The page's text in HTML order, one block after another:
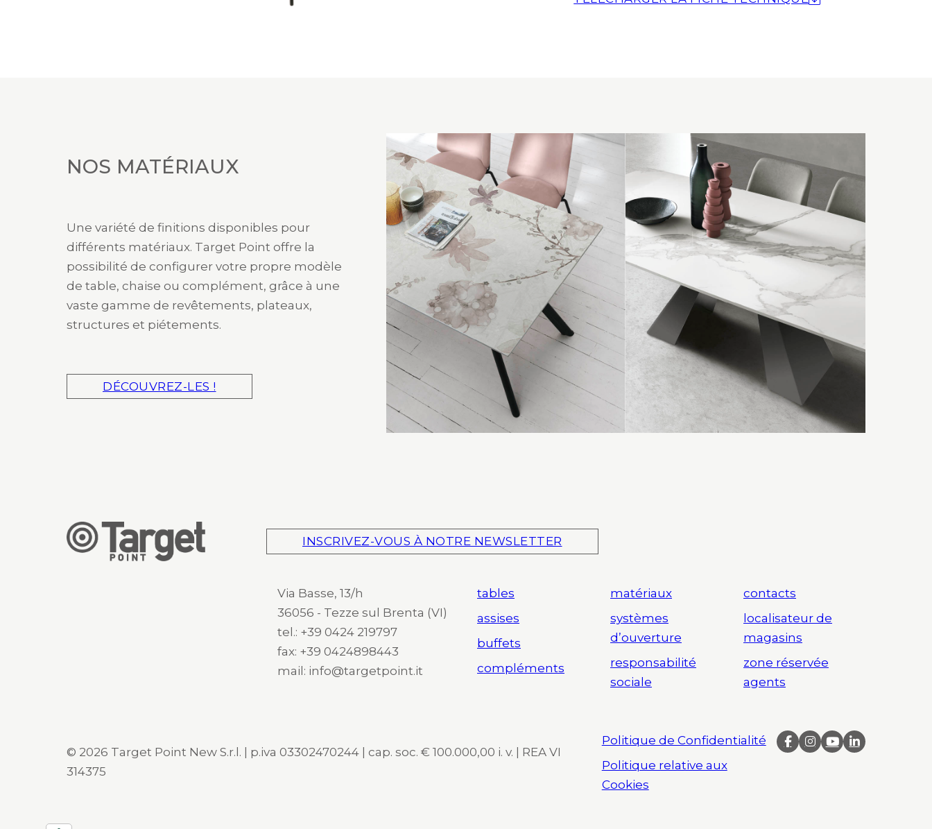
NOS MATÉRIAUX
Une variété de finitions disponibles pour
différents matériaux. Target Point offre la
possibilité de configurer votre propre modèle
de table, chaise ou complément, grâce à une
vaste gamme de revêtements, plateaux,
structures et piétements.
DÉCOUVREZ-LES !
INSCRIVEZ-VOUS À NOTRE NEWSLETTER
Via Basse, 13/h
36056 - Tezze sul Brenta (VI)
tel.: +39 0424 219797
fax: +39 0424898443
mail: info@targetpoint.it
tables
assises
buffets
compléments
matériaux
systèmes
d’ouverture
responsabilité
sociale
contacts
localisateur de
magasins
zone réservée
agents
© 2026 Target Point New S.r.l. | p.iva 03302470244 | cap. soc. € 100.000,00 i. v. | REA VI
314375
Politique de Confidentialité
Politique relative aux
Cookies